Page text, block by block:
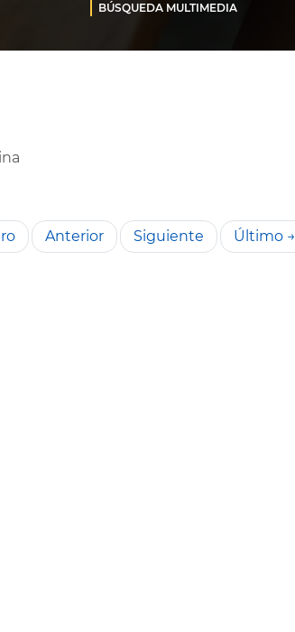
BÚSQUEDA MULTIMEDIA
Anterior Siguiente Último →